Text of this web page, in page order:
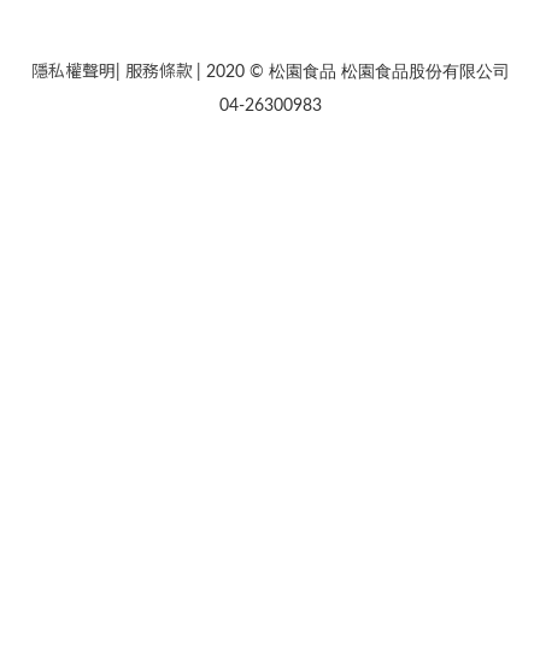
隱私權聲明 服務條款
| 2020 © 松園食品 松園食品股份有限公司
04-26300983